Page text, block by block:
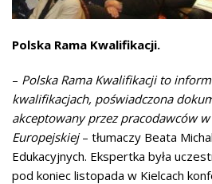
Polska Rama Kwalifikacji.
– Polska Rama Kwalifikacji to
kwalifikacjach, poświadczona
akceptowany przez pracodawców
Europejskiej– tłumaczy Beata
Edukacyjnych. Ekspertka była
pod koniec listopada w Kielcach